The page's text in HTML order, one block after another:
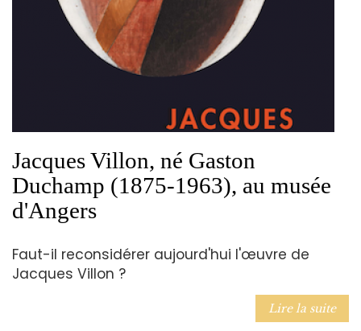
Jacques Villon, né Gaston
Duchamp (1875-1963), au musée
d'Angers
Faut-il reconsidérer aujourd'hui l'œuvre de
Jacques Villon ?
Lire la suite